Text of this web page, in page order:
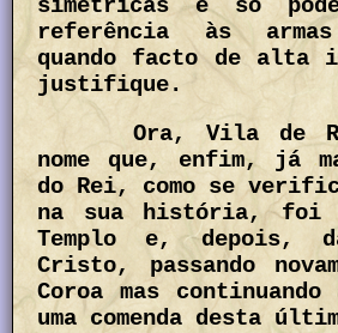
simétricas e só
referência às
quando facto de alta
justifique.
Ora, Vila de
nome que, enfim, já
do Rei, como se
na sua história, foi
Templo e, depois,
Cristo, passando
Coroa mas
uma comenda desta